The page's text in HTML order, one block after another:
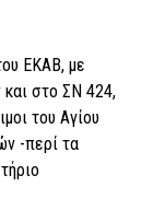
ΕΚΑΒ, με
στο ΣΝ 424,
του Αγίου
-περί τα